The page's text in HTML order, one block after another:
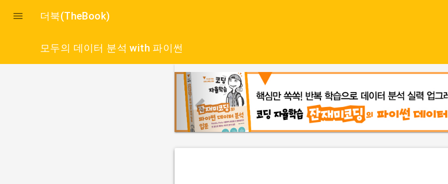
 더북(TheBook)
모두의 데이터 분석 with 파이썬
p
e
v
i
o